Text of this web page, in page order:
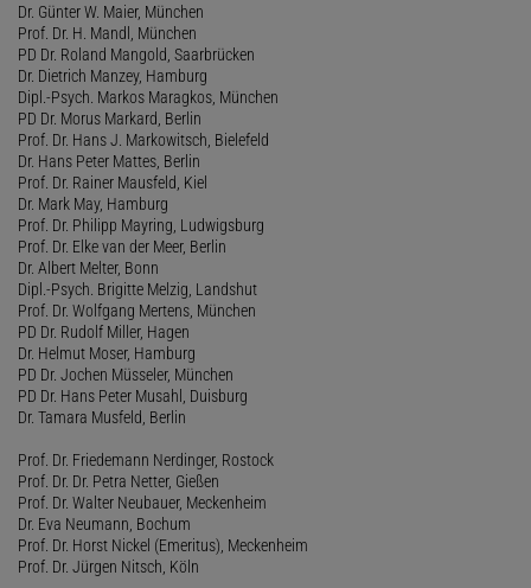
Dr. Günter W. Maier, München
Prof. Dr. H. Mandl, München
PD Dr. Roland Mangold, Saarbrücken
Dr. Dietrich Manzey, Hamburg
Dipl.-Psych. Markos Maragkos, München
PD Dr. Morus Markard, Berlin
Prof. Dr. Hans J. Markowitsch, Bielefeld
Dr. Hans Peter Mattes, Berlin
Prof. Dr. Rainer Mausfeld, Kiel
Dr. Mark May, Hamburg
Prof. Dr. Philipp Mayring, Ludwigsburg
Prof. Dr. Elke van der Meer, Berlin
Dr. Albert Melter, Bonn
Dipl.-Psych. Brigitte Melzig, Landshut
Prof. Dr. Wolfgang Mertens, München
PD Dr. Rudolf Miller, Hagen
Dr. Helmut Moser, Hamburg
PD Dr. Jochen Müsseler, München
PD Dr. Hans Peter Musahl, Duisburg
Dr. Tamara Musfeld, Berlin
Prof. Dr. Friedemann Nerdinger, Rostock
Prof. Dr. Dr. Petra Netter, Gießen
Prof. Dr. Walter Neubauer, Meckenheim
Dr. Eva Neumann, Bochum
Prof. Dr. Horst Nickel (Emeritus), Meckenheim
Prof. Dr. Jürgen Nitsch, Köln